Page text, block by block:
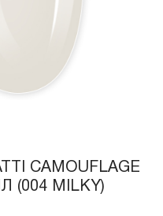
CAMOUFLAGE
(004 MILKY)